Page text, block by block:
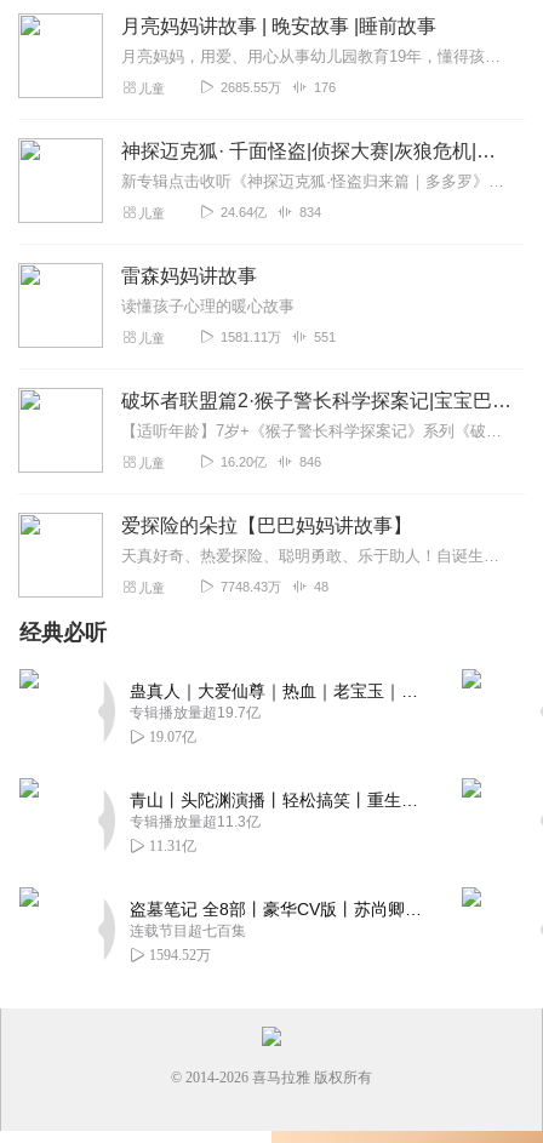
月亮妈妈讲故事 | 晚安故事 |睡前故事
月亮妈妈，用爱、用心从事幼儿园教育19年，懂得孩子的心理，是孩子们心中堪比妈妈的好老师，也是孩子们的知心朋友！曾获得市级幼教评优课一等奖、局级幼教全能赛一等奖…...
儿童 2685.55万 176
神探迈克狐· 千面怪盗|侦探大赛|灰狼危机|多多罗
新专辑点击收听《神探迈克狐·怪盗归来篇｜多多罗》！！！>>>点击进入主播橱窗购买《神探迈克狐》系列图书吧!<<<多多罗故事【点击前往】收听多多罗其他好玩有趣的故...
儿童 24.64亿 834
雷森妈妈讲故事
读懂孩子心理的暖心故事
儿童 1581.11万 551
破坏者联盟篇2·猴子警长科学探案记|宝宝巴士故事
【适听年龄】7岁+《猴子警长科学探案记》系列《破坏者联盟篇1·猴子警长科学探案记》>>>《破坏者联盟篇2·猴子警长科学探案记》>>>《破坏者联盟篇3·猴子警长科...
儿童 16.20亿 846
爱探险的朵拉【巴巴妈妈讲故事】
天真好奇、热爱探险、聪明勇敢、乐于助人！自诞生之日起，这个留着齐眉短发，长着大大的眼睛，背着神奇背包的小小探险家就深受孩子们的喜爱。《爱探险的朵拉》由美国尼克儿...
儿童 7748.43万 48
经典必听
专辑播放量超19.7亿
19.07亿
专辑播放量超11.3亿
11.31亿
连载节目超七百集
1594.52万
© 2014-2026 喜马拉雅 版权所有